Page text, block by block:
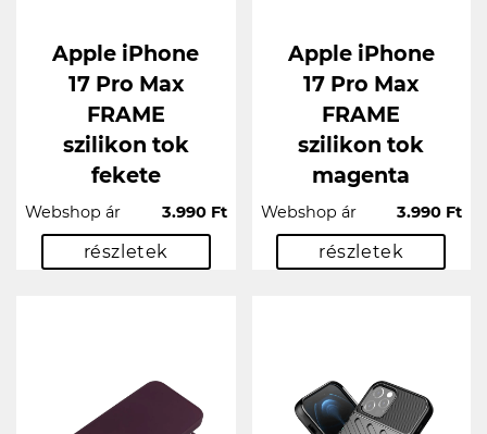
Apple iPhone
17 Pro Max
FRAME
szilikon tok
fekete
Webshop ár 3.990 Ft
részletek
Apple iPhone
17 Pro Max
FRAME
szilikon tok
magenta
Webshop ár 3.990 Ft
részletek